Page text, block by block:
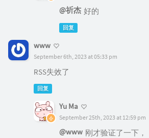
@祈杰 好的
回复
www
September 6th, 2023 at 05:33 pm
RSS失效了
回复
Yu Ma
September 25th, 2023 at 12:59 pm
@www 刚才验证了一下，